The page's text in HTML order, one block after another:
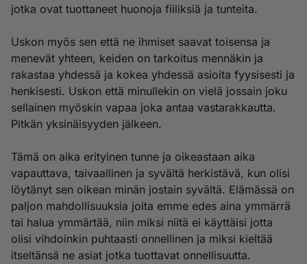
jotka ovat tuottaneet huonoja fiiliksiä ja tunteita.
Uskon myös sen että ne ihmiset saavat toisensa ja
menevät yhteen, keiden on tarkoitus mennäkin ja
rakastaa yhdessä ja kokea yhdessä asioita fyysisesti ja
henkisesti. Uskon että minullekin on vielä jossain joku
sellainen myöskin vapaa joka antaa vastarakkautta.
Pitkän yksinäisyyden jälkeen.
Tämä on aika erityinen tunne ja oikeastaan aika
vapauttava, taivaallinen ja syvältä herkistävä, kun olisi
löytänyt sen oikean minän jostain syvältä. Elämässä on
paljon mahdollisuuksia joita emme edes aina ymmärrä
tai halua ymmärtää, niin miksi niitä ei käyttäisi jotta
olisi vihdoinkin puhtaasti onnellinen ja miksi kieltää
itseltänsä ne asiat jotka tuottavat onnellisuutta.